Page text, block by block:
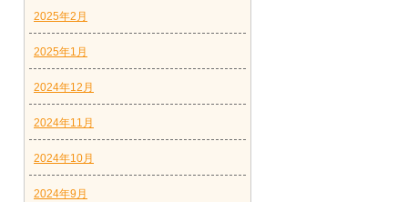
2025年2月
2025年1月
2024年12月
2024年11月
2024年10月
2024年9月